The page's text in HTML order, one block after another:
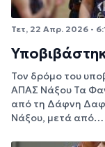
Τετ, 22 Απρ. 2026 -
Τον δρόμο του
ΑΠΑΣ Νάξου Τα
από τη Δάφνη
Νάξου, μετά από…